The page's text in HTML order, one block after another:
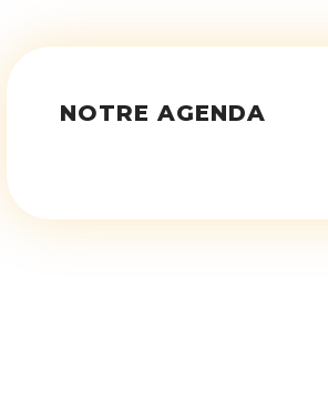
NOTRE AGENDA